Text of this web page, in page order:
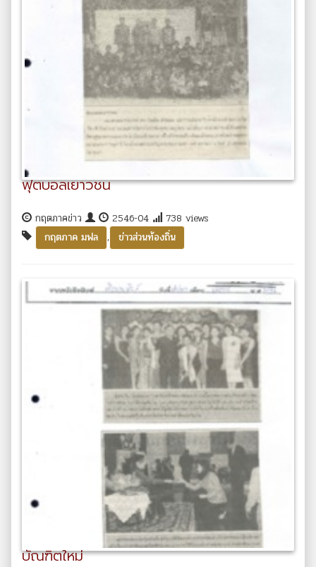
ฟุตบอลเยาวชน
กฤตภาคข่าว 2546-04
738 views
กฤตภาค มฟล
, ข่าวส่วนท้องถิ่น
บัณฑิตใหม่